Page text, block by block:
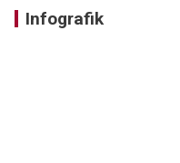
Infografik